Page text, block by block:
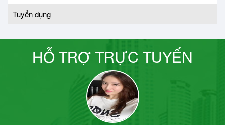
Tuyển dụng
HỖ TRỢ TRỰC TUYẾN